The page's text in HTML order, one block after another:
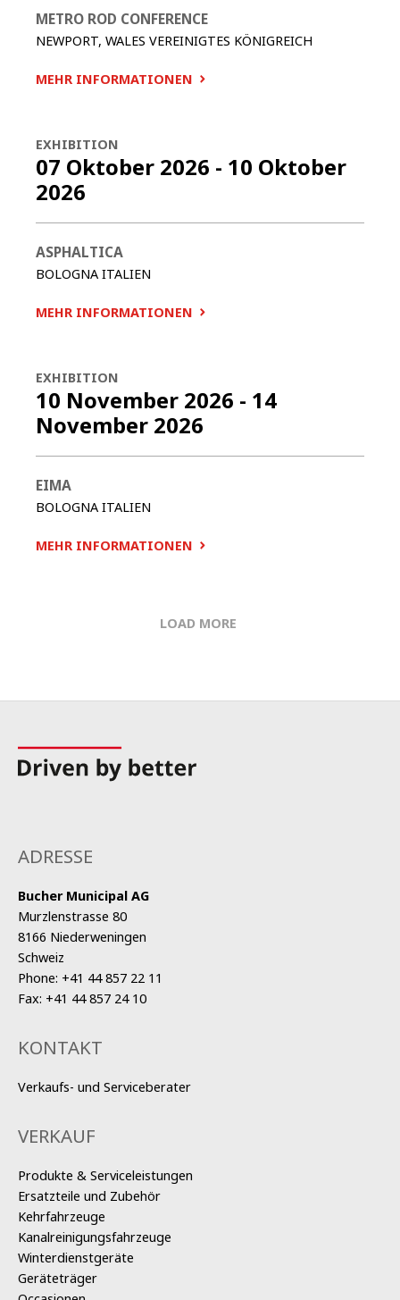
METRO ROD CONFERENCE
NEWPORT, WALES VEREINIGTES KÖNIGREICH
MEHR INFORMATIONEN
EXHIBITION
07 Oktober 2026 - 10 Oktober
2026
ASPHALTICA
BOLOGNA ITALIEN
MEHR INFORMATIONEN
EXHIBITION
10 November 2026 - 14
November 2026
EIMA
BOLOGNA ITALIEN
MEHR INFORMATIONEN
LOAD MORE
ADRESSE
Bucher Municipal AG
Murzlenstrasse 80
8166 Niederweningen
Schweiz
Phone: +41 44 857 22 11
Fax: +41 44 857 24 10
KONTAKT
Verkaufs- und Serviceberater
VERKAUF
Produkte & Serviceleistungen
Ersatzteile und Zubehör
Kehrfahrzeuge
Kanalreinigungsfahrzeuge
Winterdienstgeräte
Geräteträger